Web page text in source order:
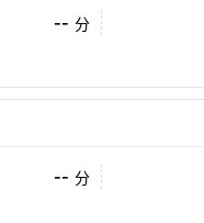
-- 分
-- 分